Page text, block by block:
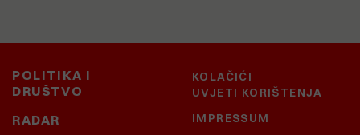
POLITIKA I
DRUŠTVO
RADAR
KOLAČIĆI
UVJETI KORIŠTENJA
IMPRESSUM